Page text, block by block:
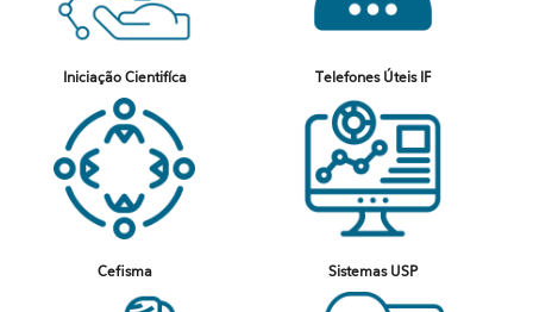
Iniciação Cientifíca
Cefisma
Telefones Úteis IF
Sistemas USP